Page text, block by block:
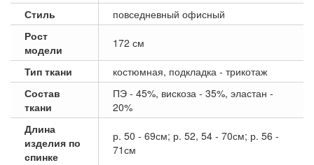
Стиль
повседневный офисный
Рост
модели
172 см
Тип ткани
костюмная, подкладка - трикотаж
Состав
ткани
ПЭ - 45%, вискоза - 35%, эластан -
20%
Длина
изделия по
спинке
р. 50 - 69см; р. 52, 54 - 70см; р. 56 -
71см